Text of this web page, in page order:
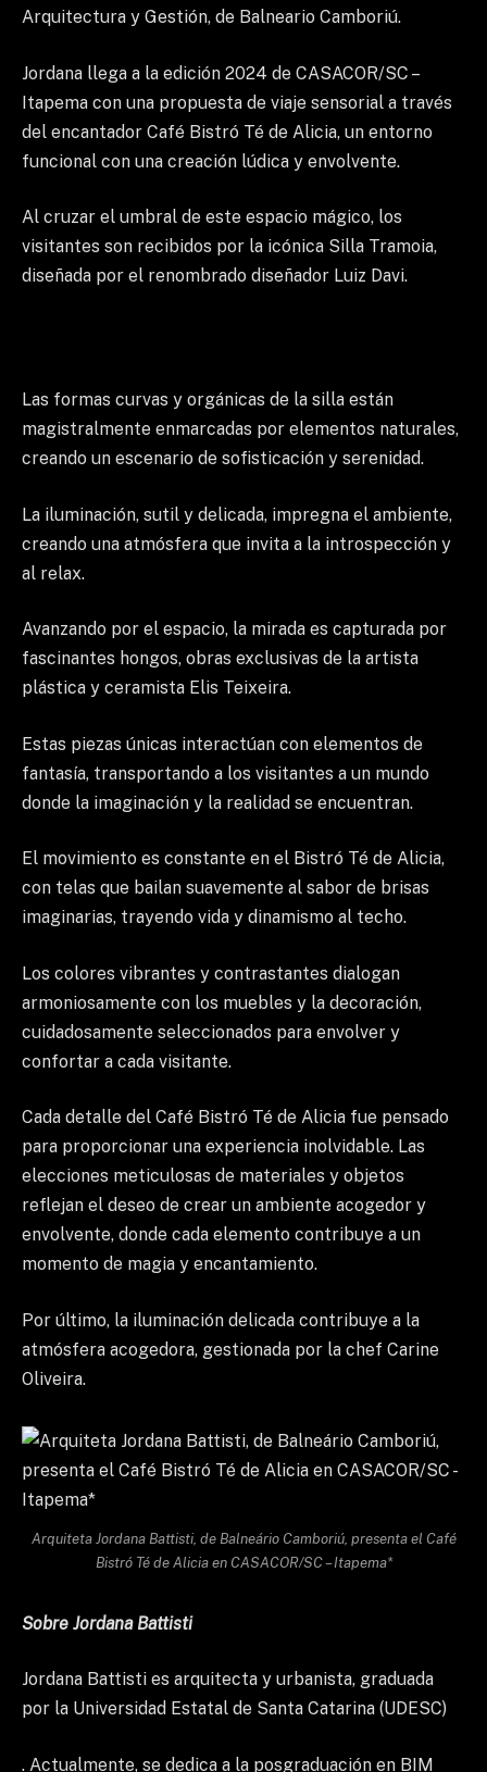
Arquitectura y Gestión, de Balneario Camboriú.
Jordana llega a la edición 2024 de CASACOR/SC –
Itapema con una propuesta de viaje sensorial a través
del encantador Café Bistró Té de Alicia, un entorno
funcional con una creación lúdica y envolvente.
Al cruzar el umbral de este espacio mágico, los
visitantes son recibidos por la icónica Silla Tramoia,
diseñada por el renombrado diseñador Luiz Davi.
Las formas curvas y orgánicas de la silla están
magistralmente enmarcadas por elementos naturales,
creando un escenario de sofisticación y serenidad.
La iluminación, sutil y delicada, impregna el ambiente,
creando una atmósfera que invita a la introspección y
al relax.
Avanzando por el espacio, la mirada es capturada por
fascinantes hongos, obras exclusivas de la artista
plástica y ceramista Elis Teixeira.
Estas piezas únicas interactúan con elementos de
fantasía, transportando a los visitantes a un mundo
donde la imaginación y la realidad se encuentran.
El movimiento es constante en el Bistró Té de Alicia,
con telas que bailan suavemente al sabor de brisas
imaginarias, trayendo vida y dinamismo al techo.
Los colores vibrantes y contrastantes dialogan
armoniosamente con los muebles y la decoración,
cuidadosamente seleccionados para envolver y
confortar a cada visitante.
Cada detalle del Café Bistró Té de Alicia fue pensado
para proporcionar una experiencia inolvidable. Las
elecciones meticulosas de materiales y objetos
reflejan el deseo de crear un ambiente acogedor y
envolvente, donde cada elemento contribuye a un
momento de magia y encantamiento.
Por último, la iluminación delicada contribuye a la
atmósfera acogedora, gestionada por la chef Carine
Oliveira.
Arquiteta Jordana Battisti, de Balneário Camboriú, presenta el Café
Bistró Té de Alicia en CASACOR/SC – Itapema*
Sobre Jordana Battisti
Jordana Battisti es arquitecta y urbanista, graduada
por la Universidad Estatal de Santa Catarina (UDESC)
. Actualmente, se dedica a la posgraduación en BIM